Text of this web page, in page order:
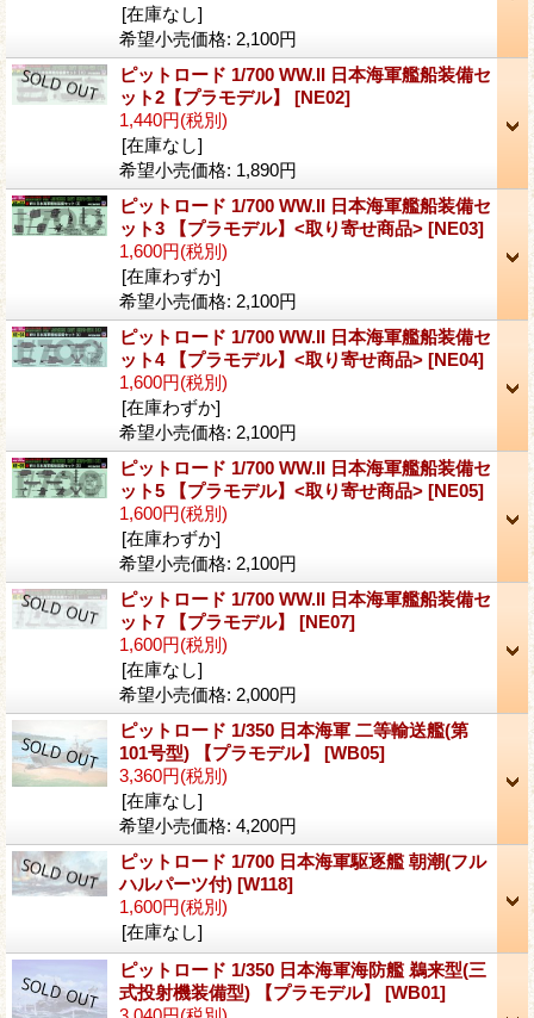
[在庫なし]
希望小売価格: 2,100円
ピットロード 1/700 WW.II 日本海軍艦船装備セ
ット2【プラモデル】 [NE02]
1,440円(税別)
[在庫なし]
希望小売価格: 1,890円
ピットロード 1/700 WW.II 日本海軍艦船装備セ
ット3 【プラモデル】<取り寄せ商品> [NE03]
1,600円(税別)
[在庫わずか]
希望小売価格: 2,100円
ピットロード 1/700 WW.II 日本海軍艦船装備セ
ット4 【プラモデル】<取り寄せ商品> [NE04]
1,600円(税別)
[在庫わずか]
希望小売価格: 2,100円
ピットロード 1/700 WW.II 日本海軍艦船装備セ
ット5 【プラモデル】<取り寄せ商品> [NE05]
1,600円(税別)
[在庫わずか]
希望小売価格: 2,100円
ピットロード 1/700 WW.II 日本海軍艦船装備セ
ット7 【プラモデル】 [NE07]
1,600円(税別)
[在庫なし]
希望小売価格: 2,000円
ピットロード 1/350 日本海軍 二等輸送艦(第
101号型) 【プラモデル】 [WB05]
3,360円(税別)
[在庫なし]
希望小売価格: 4,200円
ピットロード 1/700 日本海軍駆逐艦 朝潮(フル
ハルパーツ付) [W118]
1,600円(税別)
[在庫なし]
ピットロード 1/350 日本海軍海防艦 鵜来型(三
式投射機装備型) 【プラモデル】 [WB01]